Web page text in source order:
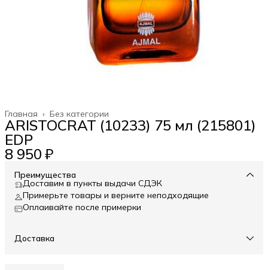
Без категории
Главная ›
ARISTOCRAT (10233) 75 мл (215801)
EDP
8 950 ₽
Преимущества
Доставим в пункты выдачи СДЭК
Примерьте товары и верните неподходящие
Оплаивайте после примерки
Доставка